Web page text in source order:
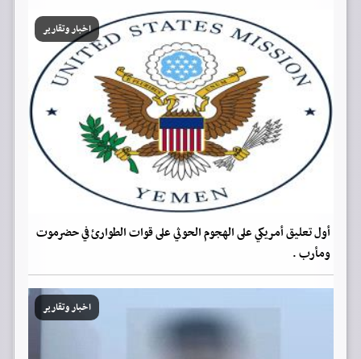
اخبار وتقارير
أول تعليق أمريكي على الهجوم الحوثي على قوات الطوارئ في حضرموت
ومأرب .
اخبار وتقارير